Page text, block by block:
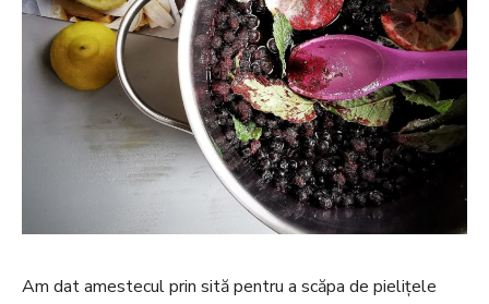
Am dat amestecul prin sită pentru a scăpa de pielițele